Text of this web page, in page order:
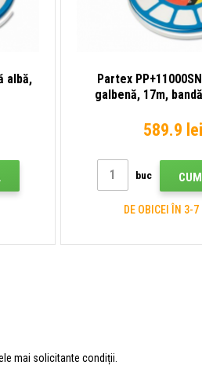
albă,
Partex
galbenă, 17m,
589.9 lei
buc
DE OBICEI ÎN 3-7
mai solicitante condiții.